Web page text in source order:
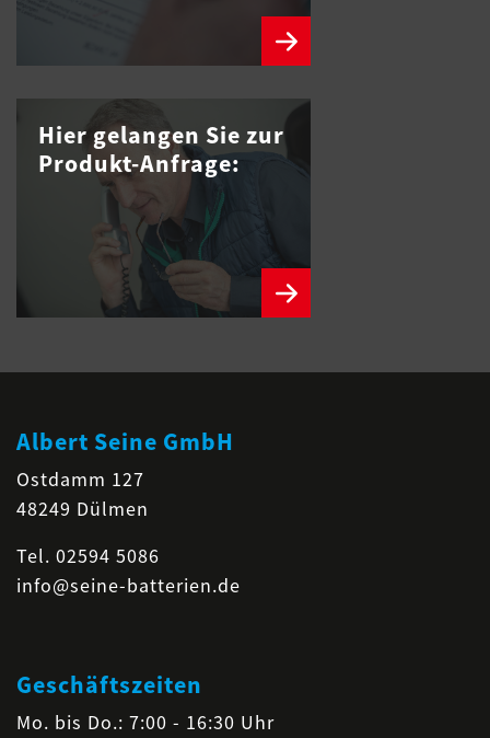
Hier gelangen Sie zur
Produkt-Anfrage:
Albert Seine GmbH
Ostdamm 127
48249 Dülmen
Tel. 02594 5086
info@seine-batterien.de
Geschäftszeiten
Mo. bis Do.: 7:00 - 16:30 Uhr